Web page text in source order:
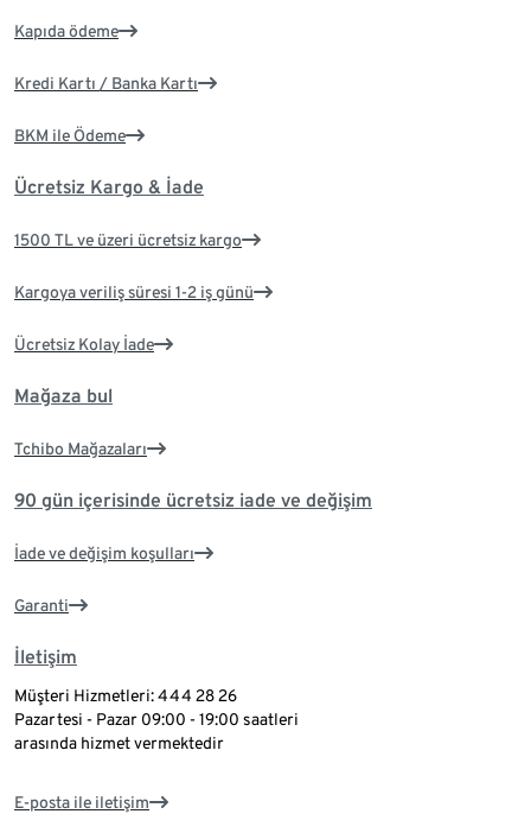
Kapıda ödeme
Kredi Kartı / Banka Kartı
BKM ile Ödeme
Ücretsiz Kargo & İade
1500 TL ve üzeri ücretsiz kargo
Kargoya veriliş süresi 1-2 iş günü
Ücretsiz Kolay İade
Mağaza bul
Tchibo Mağazaları
90 gün içerisinde ücretsiz iade ve değişim
İade ve değişim koşulları
Garanti
İletişim
Müşteri Hizmetleri: 444 28 26
Pazartesi - Pazar 09:00 - 19:00 saatleri
arasında hizmet vermektedir
E-posta ile iletişim